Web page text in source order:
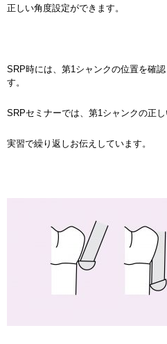
正しい角度設定ができます。
SRP時には、第1シャンクの位置を確
す。
SRPセミナーでは、第1シャンクの正
実習で繰り返しお伝えしています。